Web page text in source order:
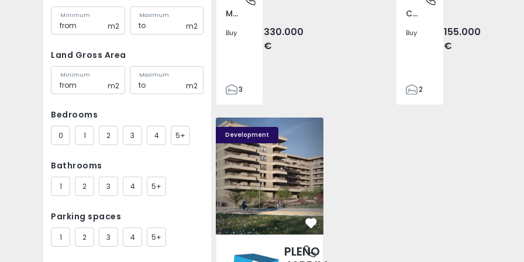
Minimum
m2
Maximum
m2
Land Gross Area
Minimum
m2
Maximum
m2
Bedrooms
0 1 2 3 4 5+
Bathrooms
1 2 3 4 5+
Parking spaces
1 2 3 4 5+
Mem Martins, Sintra
Buy
330.000
€
3
89
90
7
Covilhã e Canhoso, Castelo Branco
Buy
155.000
€
2
Development
PLENO JARDIM - 4 PLENO JARDIM - 3
Águas Santas, Porto
Favorite
PLENO